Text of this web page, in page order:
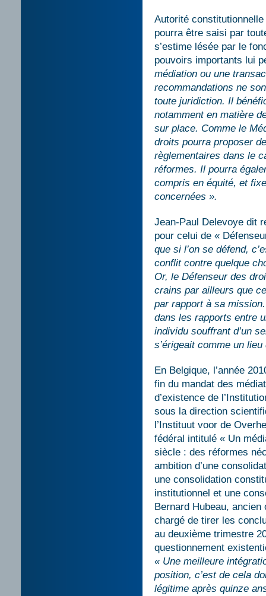
Autorité
pourra être saisi par
s’estime lésée par le
pouvoirs importants lui
médiation ou une
recommandations ne
toute juridiction. Il
notamment en matière
sur place. Comme le
droits pourra proposer
règlementaires dans le
réformes. Il pourra
compris en équité, et
concernées ».
Jean-Paul Delevoye dit
pour celui de «
que si l’on se défend,
conflit contre quelque
Or, le Défenseur des
crains par ailleurs que
par rapport à sa
dans les rapports entre
individu souffrant d’un
s’érigeait comme un
En Belgique, l’année
fin du mandat des
d’existence de
sous la direction
l’Instituut voor de
fédéral intitulé « Un
siècle : des réformes
ambition d’une
une consolidation
institutionnel et une
Bernard Hubeau, ancien
chargé de tirer les
au deuxième trimestre
questionnement
« Une meilleure
position, c’est de cela
légitime après quinze